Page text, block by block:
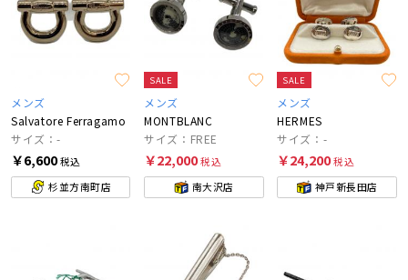
メンズ
Salvatore Ferragamo
サイズ：-
￥6,600税込
杉並方南町店
SALE
メンズ
MONTBLANC
サイズ：FREE
￥22,000税込
南大沢店
SALE
メンズ
HERMES
サイズ：-
￥24,200税込
神戸新長田店